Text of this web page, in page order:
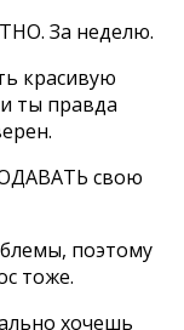
За неделю.
красивую
ты правда
свою
поэтому
тоже.
хочешь